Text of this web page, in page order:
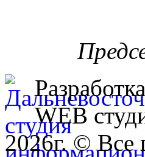
WEB
2026г. © Все